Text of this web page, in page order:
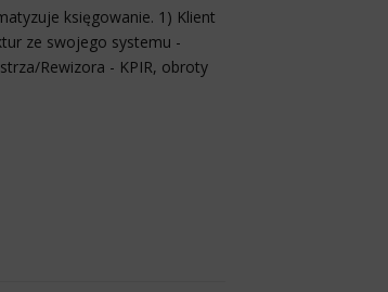
księgowanie. 1) Klient
ze swojego systemu -
Rewizora - KPIR, obroty